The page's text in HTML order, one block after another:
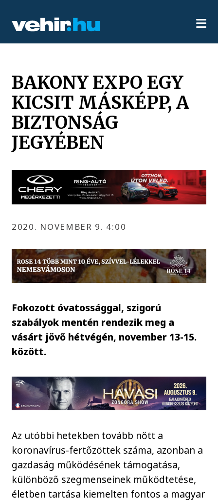
BAKONY EXPO EGY
KICSIT MÁSKÉPP, A
BIZTONSÁG
JEGYÉBEN
2020. NOVEMBER 9. 4:00
Fokozott óvatossággal, szigorú
szabályok mentén rendezik meg a
vásárt jövő hétvégén, november 13-15.
között.
Az utóbbi hetekben tovább nőtt a
koronavírus-fertőzöttek száma, azonban a
gazdaság működésének támogatása,
különböző szegmenseinek működtetése,
életben tartása kiemelten fontos a magyar